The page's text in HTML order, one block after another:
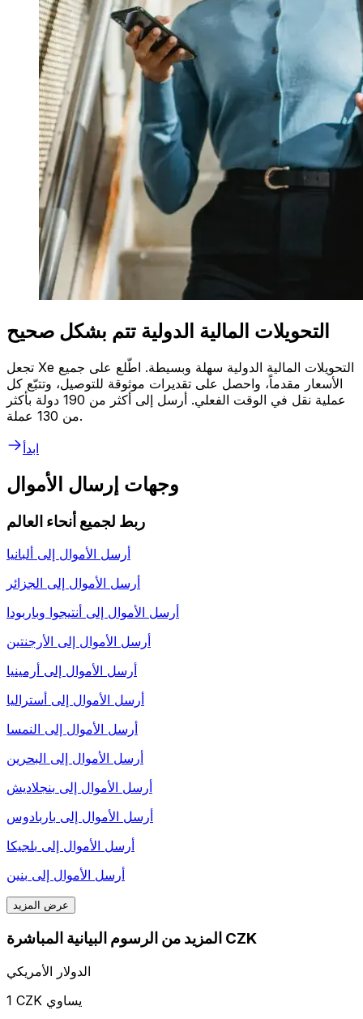
التحويلات المالية الدولية تتم بشكل صحيح
تجعل Xe التحويلات المالية الدولية سهلة وبسيطة. اطّلع على جميع
الأسعار مقدماً، واحصل على تقديرات موثوقة للتوصيل، وتتبّع كل
عملية نقل في الوقت الفعلي. أرسل إلى أكثر من 190 دولة بأكثر
من 130 عملة.
ابدأ
وجهات إرسال الأموال
ربط لجميع أنحاء العالم
أرسل الأموال إلى ألبانيا
أرسل الأموال إلى الجزائر
أرسل الأموال إلى أنتيجوا وباربودا
أرسل الأموال إلى الأرجنتين
أرسل الأموال إلى أرمينيا
أرسل الأموال إلى أستراليا
أرسل الأموال إلى النمسا
أرسل الأموال إلى البحرين
أرسل الأموال إلى بنجلاديش
أرسل الأموال إلى باربادوس
أرسل الأموال إلى بلجيكا
أرسل الأموال إلى بنين
عرض المزيد
المزيد من الرسوم البيانية المباشرة CZK
الدولار الأمريكي
1 CZK يساوي